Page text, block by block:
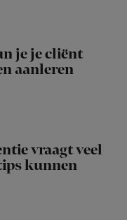
je je cliënt
aanleren
vraagt veel
kunnen